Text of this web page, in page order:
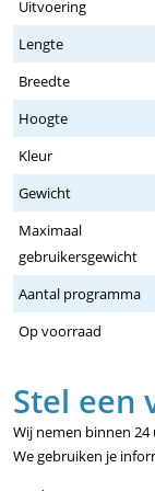
Uitvoering
Lengte
Breedte
Hoogte
Kleur
Gewicht
Maximaal
gebruikersgewicht
Aantal programma
Op voorraad
Stel een
Wij nemen binnen
We gebruiken je